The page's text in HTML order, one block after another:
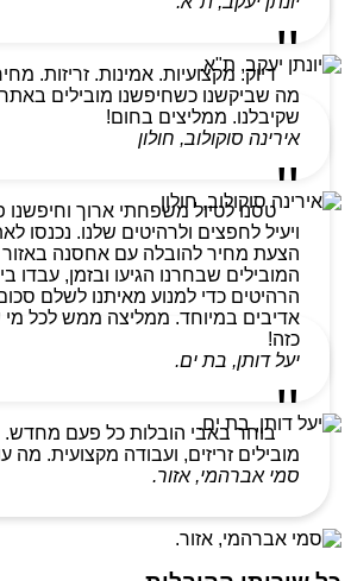
דיוק. מקצועיות. אמינות. זריזות.
מה שביקשנו כשחיפשנו מובילים
שקיבלנו. ממליצים בחום!
אירינה סוקולוב, חולון
טסנו לטיול משפחתי ארוך
ויעיל לחפצים ולרהיטים שלנו. נכנסו
הצעת מחיר להובלה עם אחסנה
המובילים שבחרנו הגיעו ובזמן, עבדו
הרהיטים כדי למנוע מאיתנו לשלם סכום
אדיבים במיוחד. ממליצה ממש לכל מי
כזה!
יעל דותן, בת ים.
בוחר באבי הובלות כל פעם מחדש.
מובילים זריזים, ועבודה מקצועית.
סמי אברהמי, אזור.